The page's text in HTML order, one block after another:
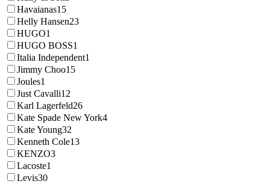
Havaianas15
Helly Hansen23
HUGO1
HUGO BOSS1
Italia Independent1
Jimmy Choo15
Joules1
Just Cavalli12
Karl Lagerfeld26
Kate Spade New York4
Kate Young32
Kenneth Cole13
KENZO3
Lacoste1
Levis30